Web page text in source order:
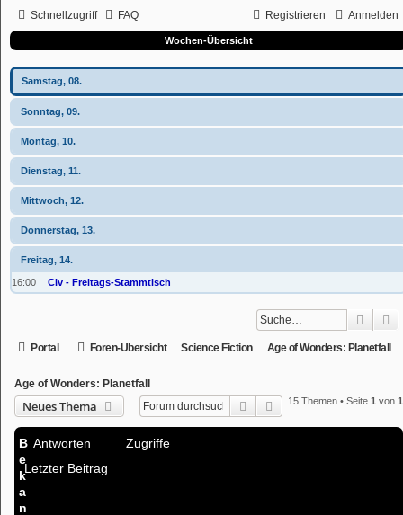
Schnellzugriff FAQ Anmelden
Registrieren
Wochen-Übersicht
Samstag, 08.
Sonntag, 09.
Montag, 10.
Dienstag, 11.
Mittwoch, 12.
Donnerstag, 13.
Freitag, 14.
16:00 Civ - Freitags-Stammtisch
Suche
Portal Foren-Übersicht Science Fiction Age of Wonders: Planetfall
Age of Wonders: Planetfall
Neues Thema Suche Erweiterte Suche
15 Themen • Seite1 von1
B
e
k
a
n
Antworten
Zugriffe
Letzter Beitrag